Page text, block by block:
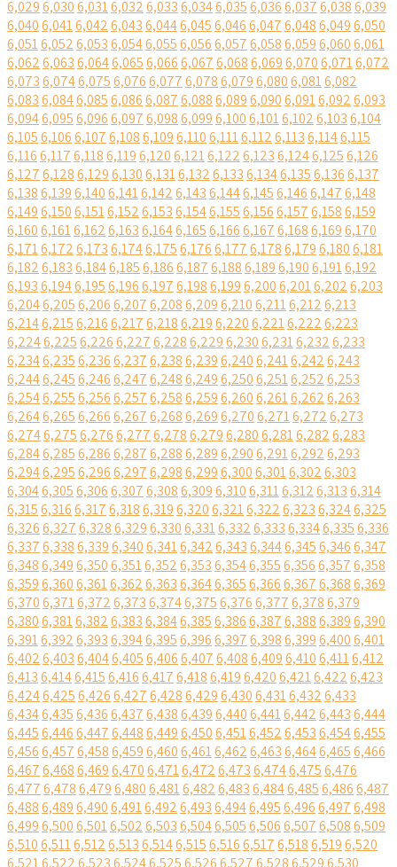
6,0296,0306,0316,0326,0336,0346,0356,0366,0376,0386,039
6,0406,0416,0426,0436,0446,0456,0466,0476,0486,0496,050
6,0516,0526,0536,0546,0556,0566,0576,0586,0596,0606,061
6,0626,0636,0646,0656,0666,0676,0686,0696,0706,0716,072
6,0736,0746,0756,0766,0776,0786,0796,0806,0816,082
6,0836,0846,0856,0866,0876,0886,0896,0906,0916,0926,093
6,0946,0956,0966,0976,0986,0996,1006,1016,1026,1036,104
6,1056,1066,1076,1086,1096,1106,1116,1126,1136,1146,115
6,1166,1176,1186,1196,1206,1216,1226,1236,1246,1256,126
6,1276,1286,1296,1306,1316,1326,1336,1346,1356,1366,137
6,1386,1396,1406,1416,1426,1436,1446,1456,1466,1476,148
6,1496,1506,1516,1526,1536,1546,1556,1566,1576,1586,159
6,1606,1616,1626,1636,1646,1656,1666,1676,1686,1696,170
6,1716,1726,1736,1746,1756,1766,1776,1786,1796,1806,181
6,1826,1836,1846,1856,1866,1876,1886,1896,1906,1916,192
6,1936,1946,1956,1966,1976,1986,1996,2006,2016,2026,203
6,2046,2056,2066,2076,2086,2096,2106,2116,2126,213
6,2146,2156,2166,2176,2186,2196,2206,2216,2226,223
6,2246,2256,2266,2276,2286,2296,2306,2316,2326,233
6,2346,2356,2366,2376,2386,2396,2406,2416,2426,243
6,2446,2456,2466,2476,2486,2496,2506,2516,2526,253
6,2546,2556,2566,2576,2586,2596,2606,2616,2626,263
6,2646,2656,2666,2676,2686,2696,2706,2716,2726,273
6,2746,2756,2766,2776,2786,2796,2806,2816,2826,283
6,2846,2856,2866,2876,2886,2896,2906,2916,2926,293
6,2946,2956,2966,2976,2986,2996,3006,3016,3026,303
6,3046,3056,3066,3076,3086,3096,3106,3116,3126,3136,314
6,3156,3166,3176,3186,3196,3206,3216,3226,3236,3246,325
6,3266,3276,3286,3296,3306,3316,3326,3336,3346,3356,336
6,3376,3386,3396,3406,3416,3426,3436,3446,3456,3466,347
6,3486,3496,3506,3516,3526,3536,3546,3556,3566,3576,358
6,3596,3606,3616,3626,3636,3646,3656,3666,3676,3686,369
6,3706,3716,3726,3736,3746,3756,3766,3776,3786,379
6,3806,3816,3826,3836,3846,3856,3866,3876,3886,3896,390
6,3916,3926,3936,3946,3956,3966,3976,3986,3996,4006,401
6,4026,4036,4046,4056,4066,4076,4086,4096,4106,4116,412
6,4136,4146,4156,4166,4176,4186,4196,4206,4216,4226,423
6,4246,4256,4266,4276,4286,4296,4306,4316,4326,433
6,4346,4356,4366,4376,4386,4396,4406,4416,4426,4436,444
6,4456,4466,4476,4486,4496,4506,4516,4526,4536,4546,455
6,4566,4576,4586,4596,4606,4616,4626,4636,4646,4656,466
6,4676,4686,4696,4706,4716,4726,4736,4746,4756,476
6,4776,4786,4796,4806,4816,4826,4836,4846,4856,4866,487
6,4886,4896,4906,4916,4926,4936,4946,4956,4966,4976,498
6,4996,5006,5016,5026,5036,5046,5056,5066,5076,5086,509
6,5106,5116,5126,5136,5146,5156,5166,5176,5186,5196,520